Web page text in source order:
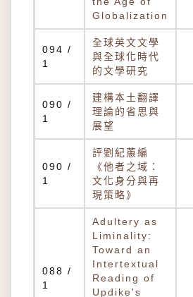
Globalization
094 /
1
全球英文文學
與全球化時代
的文學研究
090 /
1
建構本土翻譯
理論的省思與
展望
090 /
1
評劉紀蕙編
《他者之域：
文化身分與再
現策略》
088 /
1
Adultery as
Liminality:
Toward an
Intertextual
Reading of
Updike's